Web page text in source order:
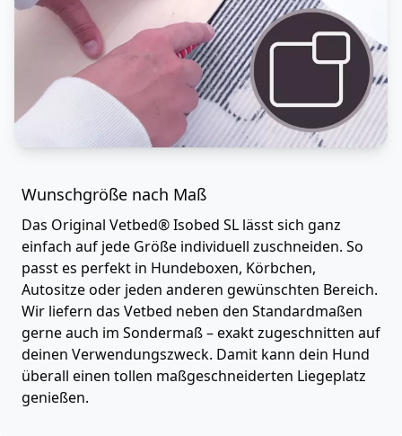
Wunschgröße nach Maß
Das Original Vetbed® Isobed SL lässt sich ganz
einfach auf jede Größe individuell zuschneiden. So
passt es perfekt in Hundeboxen, Körbchen,
Autositze oder jeden anderen gewünschten Bereich.
Wir liefern das Vetbed neben den Standardmaßen
gerne auch im Sondermaß – exakt zugeschnitten auf
deinen Verwendungszweck. Damit kann dein Hund
überall einen tollen maßgeschneiderten Liegeplatz
genießen.